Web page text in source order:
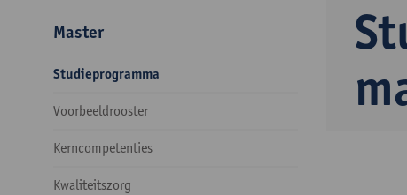
Master
Studieprogramma
Voorbeeldrooster
Kerncompetenties
Kwaliteitszorg